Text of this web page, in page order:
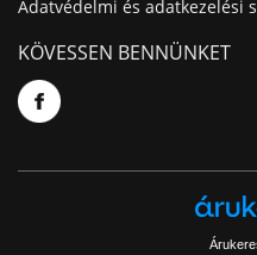
Adatvédelmi és adatkezelési
KÖVESSEN BENNÜNKET